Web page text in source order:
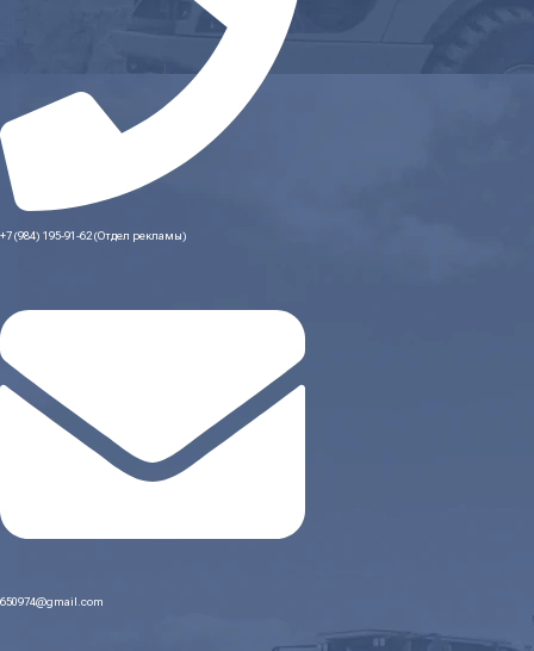
+7 (984) 195-91-62 (Отдел рекламы)
650974@gmail.com